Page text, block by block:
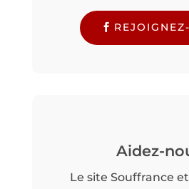
Aidez-
Le site Souffrance